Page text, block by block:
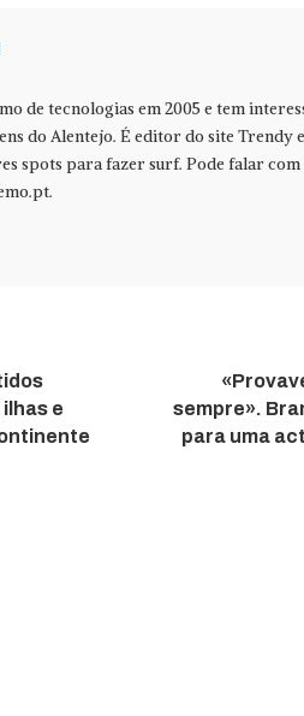
de tecnologias em 2005 e tem
do Alentejo. É editor do site Trendy
spots para fazer surf. Pode falar
.
e
sempre».
para uma